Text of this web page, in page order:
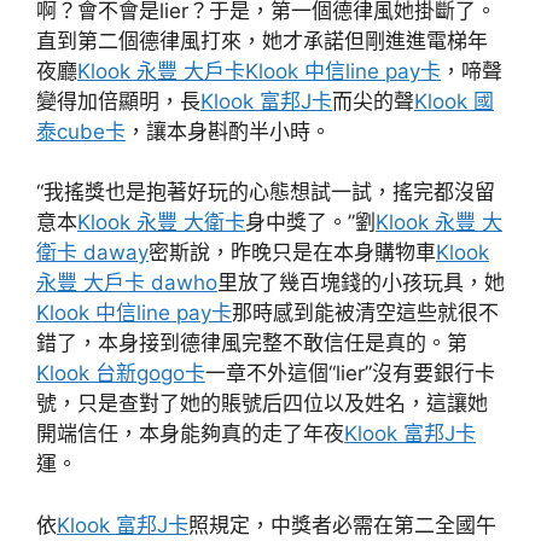
啊？會不會是lier？于是，第一個德律風她掛斷了。
直到第二個德律風打來，她才承諾但剛進進電梯年
夜廳Klook 永豐 大戶卡Klook 中信line pay卡 ，啼聲
變得加倍顯明，長Klook 富邦J卡而尖的聲Klook 國
泰cube卡 ，讓本身斟酌半小時。
“我搖獎也是抱著好玩的心態想試一試，搖完都沒留
意本Klook 永豐 大衛卡身中獎了。”劉 Klook 永豐 大
衛卡 daway密斯說，昨晚只是在本身購物車Klook
永豐 大戶卡 dawho里放了幾百塊錢的小孩玩具，她
Klook 中信line pay卡那時感到能被清空這些就很不
錯了，本身接到德律風完整不敢信任是真的。第
Klook 台新gogo卡一章不外這個“lier”沒有要銀行卡
號，只是查對了她的賬號后四位以及姓名，這讓她
開端信任，本身能夠真的走了年夜Klook 富邦J卡
運。
依Klook 富邦J卡照規定，中獎者必需在第二全國午